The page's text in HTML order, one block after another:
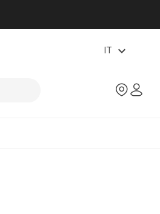
IT expand_more